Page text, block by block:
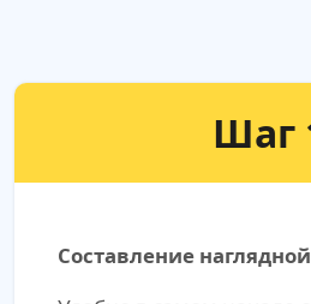
Шаг
Составление